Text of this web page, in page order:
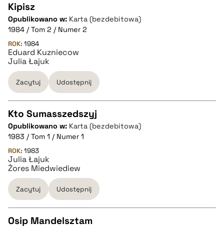
pobierz cytat
CZYSTY TEKST
pobierz cytat
BIBTEX
pobierz cytat
Kipisz
Opublikowano w: Karta (bezdebitowa)
1984 / Tom 2 / Numer 2
ROK: 1984
Eduard Kuzniecow
Julia Łajuk
Zacytuj Udostępnij
CZYSTY TEKST
pobierz cytat
BIBTEX
pobierz cytat
Kto Sumasszedszyj
Opublikowano w: Karta (bezdebitowa)
1983 / Tom 1 / Numer 1
ROK: 1983
Julia Łajuk
Żores Miedwiediew
Zacytuj Udostępnij
Osip Mandelsztam